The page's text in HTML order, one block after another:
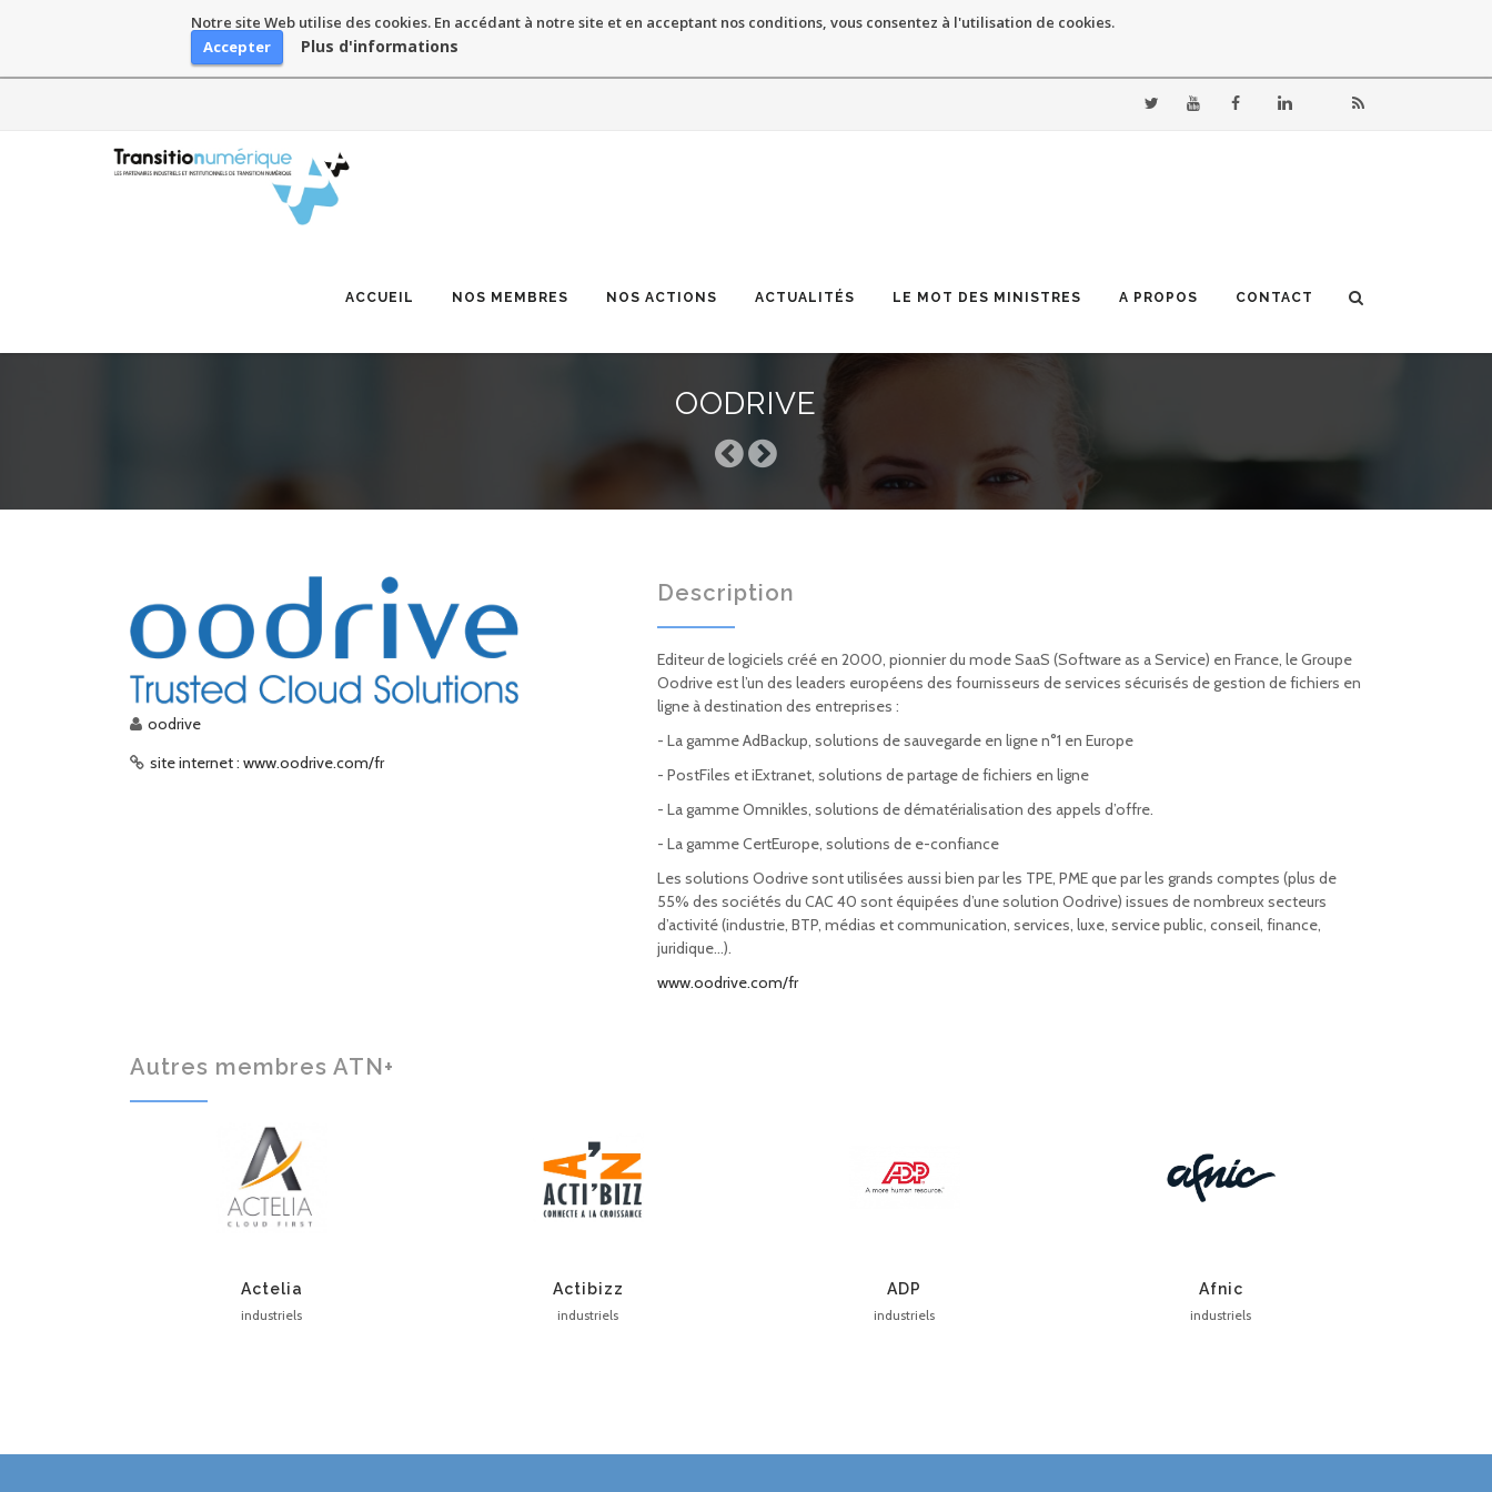
Notre site Web utilise des cookies. En accédant à notre site et en acceptant nos conditions, vous consentez à l'utilisation de cookies.
Accepter
Plus d'informations
content
ACCUEIL NOS MEMBRES NOS ACTIONS ACTUALITÉS LE MOT DES MINISTRES A PROPOS CONTACT
OODRIVE
oodrive
site internet : www.oodrive.com/fr
Description
Editeur de logiciels créé en 2000, pionnier du mode SaaS (Software as a Service) en France, le Groupe
Oodrive est l’un des leaders européens des fournisseurs de services sécurisés de gestion de fichiers en
ligne à destination des entreprises :
- La gamme AdBackup, solutions de sauvegarde en ligne n°1 en Europe
- PostFiles et iExtranet, solutions de partage de fichiers en ligne
- La gamme Omnikles, solutions de dématérialisation des appels d’offre.
- La gamme CertEurope, solutions de e-confiance
Les solutions Oodrive sont utilisées aussi bien par les TPE, PME que par les grands comptes (plus de
55% des sociétés du CAC 40 sont équipées d’une solution Oodrive) issues de nombreux secteurs
d’activité (industrie, BTP, médias et communication, services, luxe, service public, conseil, finance,
juridique…).
www.oodrive.com/fr
Autres membres ATN+
Actelia
industriels
Actibizz
industriels
ADP
industriels
Afnic
industriels